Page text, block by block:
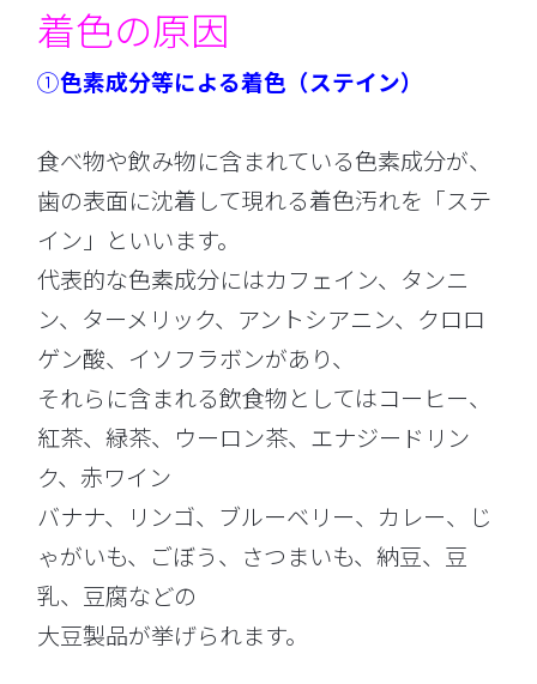
着色の原因
①色素成分等による着色（ステイン）
食べ物や飲み物に含まれている色素成分が、
歯の表面に沈着して現れる着色汚れを「ステ
イン」といいます。
代表的な色素成分にはカフェイン、タンニ
ン、ターメリック、アントシアニン、クロロ
ゲン酸、イソフラボンがあり、
それらに含まれる飲食物としてはコーヒー、
紅茶、緑茶、ウーロン茶、エナジードリン
ク、赤ワイン
バナナ、リンゴ、ブルーベリー、カレー、じ
ゃがいも、ごぼう、さつまいも、納豆、豆
乳、豆腐などの
大豆製品が挙げられます。